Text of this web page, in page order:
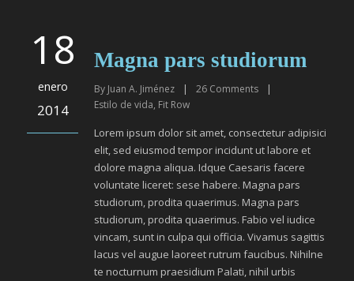
18
enero
2014
Magna pars studiorum
By Juan A. Jiménez | 26 Comments
|
Estilo de vida, Fit Row
Lorem ipsum dolor sit amet, consectetur adipisici
elit, sed eiusmod tempor incidunt ut labore et
dolore magna aliqua. Idque Caesaris facere
voluntate liceret: sese habere. Magna pars
studiorum, prodita quaerimus. Magna pars
studiorum, prodita quaerimus. Fabio vel iudice
vincam, sunt in culpa qui officia. Vivamus sagittis
lacus vel augue laoreet rutrum faucibus. Nihilne
te nocturnum praesidium Palati, nihil urbis